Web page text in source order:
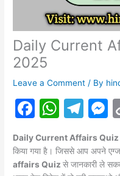
Daily Current
2025
Leave a Comment / By
F
c
e
W
at
s
T
e
gr
s
s
Daily Current Affairs
किया गया है। जिससे आप अपने
affairs Quizसे जानकारी ले